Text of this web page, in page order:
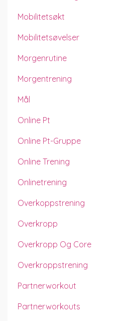
Mobilitetsøkt
Mobilitetsøvelser
Morgenrutine
Morgentrening
Mål
Online Pt
Online Pt-Gruppe
Online Trening
Onlinetrening
Overkoppstrening
Overkropp
Overkropp Og Core
Overkroppstrening
Partnerworkout
Partnerworkouts